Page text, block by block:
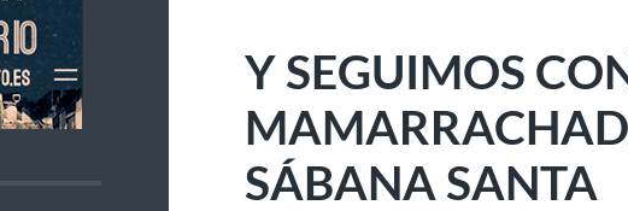
Y SEGUIMOS
SÁBANA SANTA